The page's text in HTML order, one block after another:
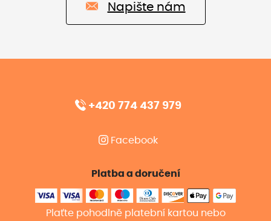
Napište nám
+420 774 437 979
Facebook
Platba a doručení
Plaťte pohodlně platební kartou nebo